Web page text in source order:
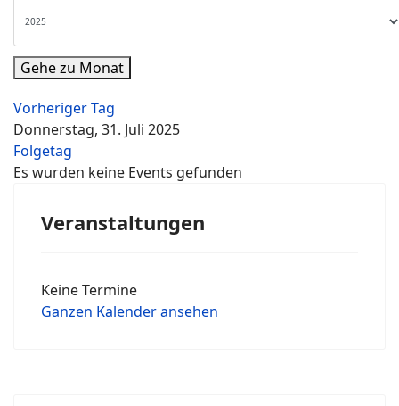
Gehe zu Monat
Vorheriger Tag
Donnerstag, 31. Juli 2025
Folgetag
Es wurden keine Events gefunden
Veranstaltungen
Keine Termine
Ganzen Kalender ansehen